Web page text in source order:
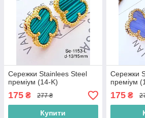
Сережки Stainlees Steel
преміум (14-K)
175 ₴ 277 ₴
Купити
Сережки
преміум
175₴